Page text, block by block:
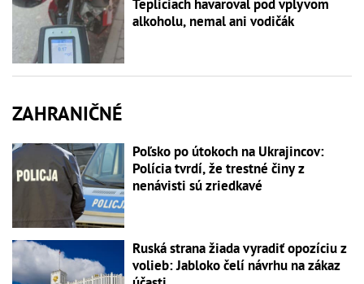
Tepliciach havaroval pod vplyvom
alkoholu, nemal ani vodičák
ZAHRANIČNÉ
Poľsko po útokoch na Ukrajincov:
Polícia tvrdí, že trestné činy z
nenávisti sú zriedkavé
Ruská strana žiada vyradiť opozíciu z
volieb: Jabloko čelí návrhu na zákaz